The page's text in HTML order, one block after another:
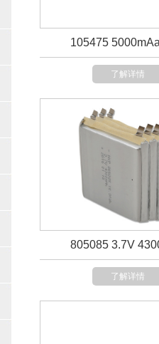
105475
了解详情
805085 3.7V
了解详情